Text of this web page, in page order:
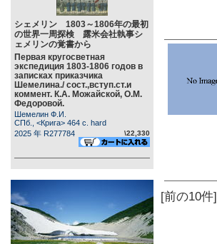
シェメリン 1803～1806年の最初
の世界一周探検 露米会社執事シ
ェメリンの覚書から
Первая кругосветная
экспедиция 1803-1806 годов в
записках приказчика
Шемелина./ сост.,вступ.ст.и
коммент. К.А. Можайской, О.М.
Федоровой.
Шемелин Ф.И.
СПб., <Крига> 464 c. hard
2025 年 R277784
\22,330
[前の10件]